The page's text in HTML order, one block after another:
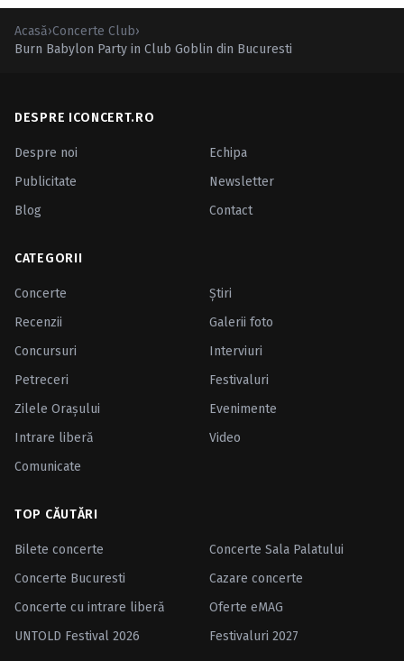
Acasă›Concerte Club›
Burn Babylon Party in Club Goblin din Bucuresti
DESPRE ICONCERT.RO
Despre noi
Echipa
Publicitate
Newsletter
Blog
Contact
CATEGORII
Concerte
Ştiri
Recenzii
Galerii foto
Concursuri
Interviuri
Petreceri
Festivaluri
Zilele Oraşului
Evenimente
Intrare liberă
Video
Comunicate
TOP CĂUTĂRI
Bilete concerte
Concerte Sala Palatului
Concerte Bucuresti
Cazare concerte
Concerte cu intrare liberă
Oferte eMAG
UNTOLD Festival 2026
Festivaluri 2027